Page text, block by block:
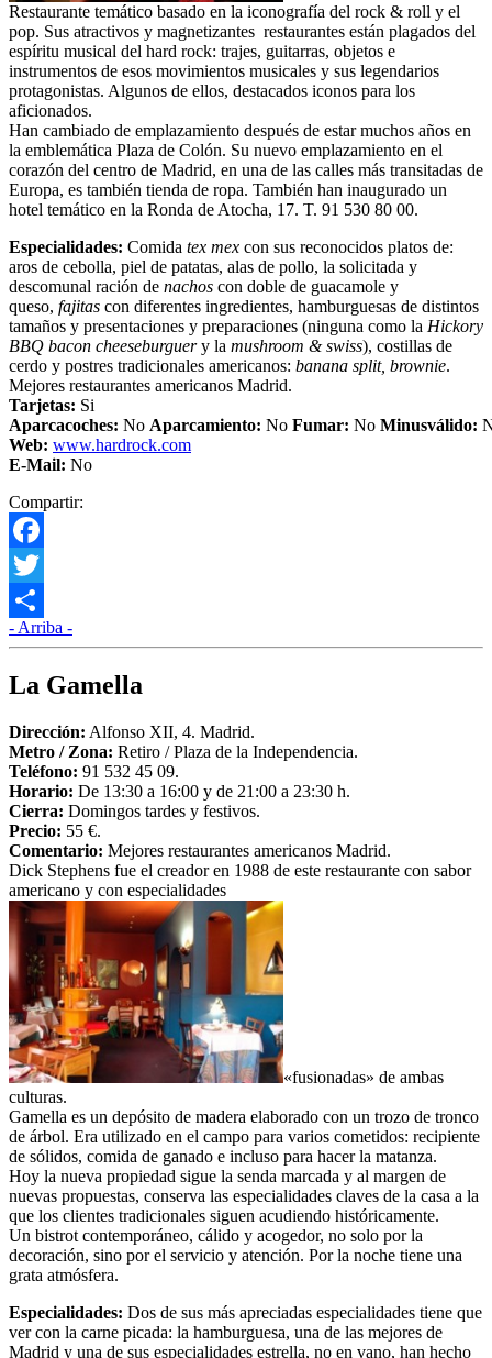
Restaurante temático basado en la iconografía del rock & roll y el
pop. Sus atractivos y magnetizantes restaurantes están plagados del
espíritu musical del hard rock: trajes, guitarras, objetos e
instrumentos de esos movimientos musicales y sus legendarios
protagonistas. Algunos de ellos, destacados iconos para los
aficionados.
Han cambiado de emplazamiento después de estar muchos años en
la emblemática Plaza de Colón. Su nuevo emplazamiento en el
corazón del centro de Madrid, en una de las calles más transitadas de
Europa, es también tienda de ropa. También han inaugurado un
hotel temático en la Ronda de Atocha, 17. T. 91 530 80 00.
Especialidades: Comida tex mex con sus reconocidos platos de:
aros de cebolla, piel de patatas, alas de pollo, la solicitada y
descomunal ración de nachos con doble de guacamole y
queso, fajitas con diferentes ingredientes, hamburguesas de distintos
tamaños y presentaciones y preparaciones (ninguna como la Hickory
BBQ bacon cheeseburguery la mushroom & swiss), costillas de
cerdo y postres tradicionales americanos: banana split, brownie.
Mejores restaurantes americanos Madrid.
Tarjetas: Si
Aparcacoches: No Aparcamiento: No Fumar: No Minusválido:
Web: www.hardrock.com
E-Mail: No
Compartir:
Facebook
Twitter
Compartir
- Arriba -
La Gamella
Dirección: Alfonso XII, 4. Madrid.
Metro / Zona: Retiro / Plaza de la Independencia.
Teléfono: 91 532 45 09.
Horario: De 13:30 a 16:00 y de 21:00 a 23:30 h.
Cierra: Domingos tardes y festivos.
Precio: 55 €.
Comentario: Mejores restaurantes americanos Madrid.
Dick Stephens fue el creador en 1988 de este restaurante con sabor
americano y con especialidades
«fusionadas» de ambas
culturas.
Gamella es un depósito de madera elaborado con un trozo de tronco
de árbol. Era utilizado en el campo para varios cometidos: recipiente
de sólidos, comida de ganado e incluso para hacer la matanza.
Hoy la nueva propiedad sigue la senda marcada y al margen de
nuevas propuestas, conserva las especialidades claves de la casa a la
que los clientes tradicionales siguen acudiendo históricamente.
Un bistrot contemporáneo, cálido y acogedor, no solo por la
decoración, sino por el servicio y atención. Por la noche tiene una
grata atmósfera.
Especialidades: Dos de sus más apreciadas especialidades tiene que
ver con la carne picada: la hamburguesa, una de las mejores de
Madrid y una de sus especialidades estrella, no en vano, han hecho